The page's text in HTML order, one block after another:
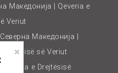
Македонија | Qeveria e
Veriut
Македонија |
së Veriut
e Drejtësisë